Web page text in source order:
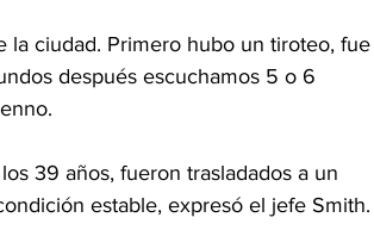
la ciudad. Primero hubo un tiroteo,
después escuchamos 5 o 6
39 años, fueron trasladados a un
estable, expresó el jefe Smith.